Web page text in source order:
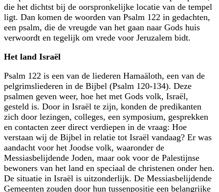
die het dichtst bij de oorspronkelijke locatie van de tempel
ligt. Dan komen de woorden van Psalm 122 in gedachten,
een psalm, die de vreugde van het gaan naar Gods huis
verwoordt en tegelijk om vrede voor Jeruzalem bidt.
Het land Israël
Psalm 122 is een van de liederen Hamaäloth, een van de
pelgrimsliederen in de Bijbel (Psalm 120-134). Deze
psalmen geven weer, hoe het met Gods volk, Israël,
gesteld is. Door in Israël te zijn, konden de predikanten
zich door lezingen, colleges, een symposium, gesprekken
en contacten zeer direct verdiepen in de vraag: Hoe
verstaan wij de Bijbel in relatie tot Israël vandaag? Er was
aandacht voor het Joodse volk, waaronder de
Messiasbelijdende Joden, maar ook voor de Palestijnse
bewoners van het land en speciaal de christenen onder hen.
De situatie in Israël is uitzonderlijk. De Messiasbelijdende
Gemeenten zouden door hun tussenpositie een belangrijke